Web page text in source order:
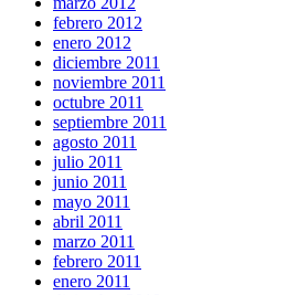
febrero 2012
enero 2012
diciembre 2011
noviembre 2011
octubre 2011
septiembre 2011
agosto 2011
julio 2011
junio 2011
mayo 2011
abril 2011
marzo 2011
febrero 2011
enero 2011